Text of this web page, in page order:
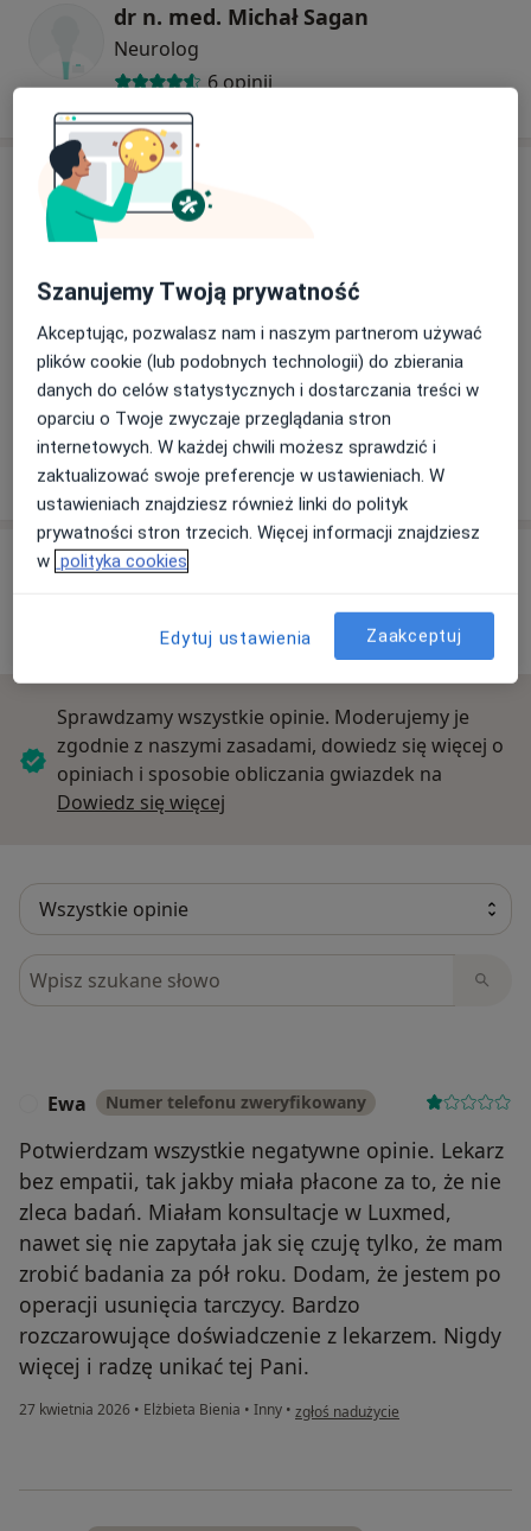
dr n. med. Michał Sagan
Neurolog
6 opinii
Adres
Powiększ mapę
Przychodnia Specjalistyczna Medica
Jutrzenki 4, 20-538 Lublin
Ubezpieczenia
NFZ
Opinie o specjalistach (55)
Sprawdzamy wszystkie opinie. Moderujemy je
zgodnie z naszymi zasadami, dowiedz się więcej o
opiniach i sposobie obliczania gwiazdek na
Dowiedz się więcej
Szukaj w opiniach
Ewa Numer telefonu zweryfikowany
Potwierdzam wszystkie negatywne opinie. Lekarz
bez empatii, tak jakby miała płacone za to, że nie
zleca badań. Miałam konsultacje w Luxmed,
nawet się nie zapytała jak się czuję tylko, że mam
zrobić badania za pół roku. Dodam, że jestem po
operacji usunięcia tarczycy. Bardzo
rozczarowujące doświadczenie z lekarzem. Nigdy
więcej i radzę unikać tej Pani.
27 kwietnia 2026 • Elżbieta Bienia • Inny • w opinii użytkownika Ewa
zgłoś nadużycie
Szanujemy Twoją prywatność
Akceptując, pozwalasz nam i naszym partnerom używać
plików cookie (lub podobnych technologii) do zbierania
danych do celów statystycznych i dostarczania treści w
oparciu o Twoje zwyczaje przeglądania stron
internetowych. W każdej chwili możesz sprawdzić i
zaktualizować swoje preferencje w ustawieniach. W
ustawieniach znajdziesz również linki do polityk
prywatności stron trzecich. Więcej informacji znajdziesz
w polityka cookies
Edytuj ustawienia Zaakceptuj